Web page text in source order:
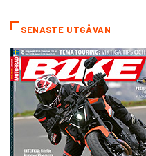
SENASTE UTGÅVAN